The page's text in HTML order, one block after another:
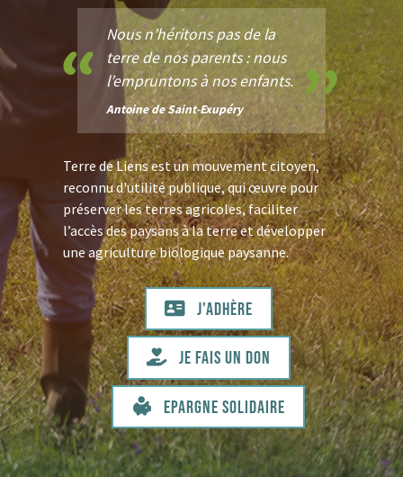
Nous n’héritons pas de la
terre de nos parents : nous
l’empruntons à nos enfants.
Antoine de Saint-Exupéry
Terre de Liens est un mouvement citoyen,
reconnu d'utilité publique, qui œuvre pour
préserver les terres agricoles, faciliter
l’accès des paysans à la terre et développer
une agriculture biologique paysanne.
J'adhère
Je fais un don
Epargne solidaire